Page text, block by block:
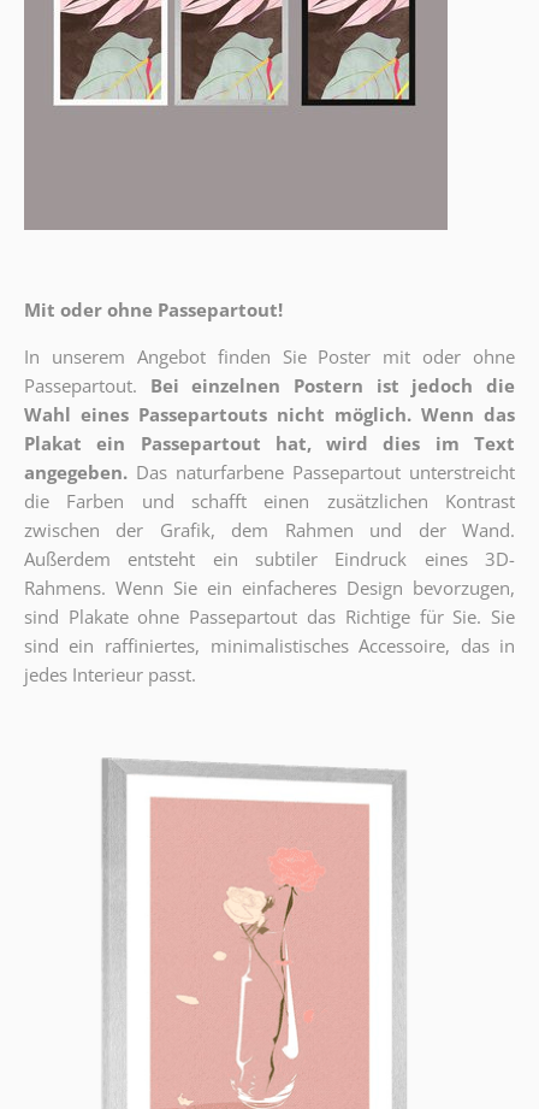
Mit oder ohne Passepartout!
In unserem Angebot finden Sie Poster mit oder ohne
Passepartout.
Bei einzelnen Postern ist jedoch die
Wahl eines Passepartouts nicht möglich. Wenn das
Plakat ein Passepartout hat, wird dies im Text
angegeben. Das naturfarbene Passepartout unterstreicht
die Farben und schafft einen zusätzlichen Kontrast
zwischen der Grafik, dem Rahmen und der Wand.
Außerdem entsteht ein subtiler Eindruck eines 3D-
Rahmens. Wenn Sie ein einfacheres Design bevorzugen,
sind Plakate ohne Passepartout das Richtige für Sie. Sie
sind ein raffiniertes, minimalistisches Accessoire, das in
jedes Interieur passt.